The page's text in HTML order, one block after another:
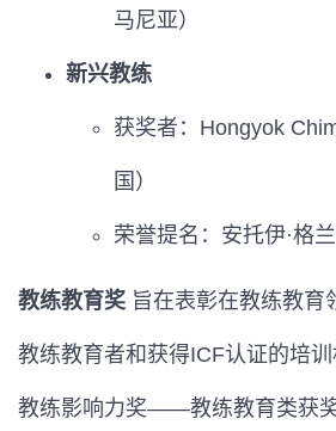
马尼亚）
新兴教练
获奖者：Hongyok
国）
荣誉提名：安托伊·格
教练教育奖 旨在表彰在教练教育
教练教育者和获得ICF认证的培
教练影响力奖——教练教育类获奖